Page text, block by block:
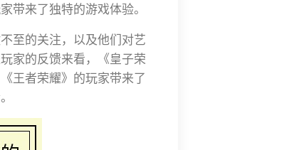
带来了独特的游戏体验。
至的关注，以及他们对艺
家的反馈来看，《皇子荣
王者荣耀》的玩家带来了